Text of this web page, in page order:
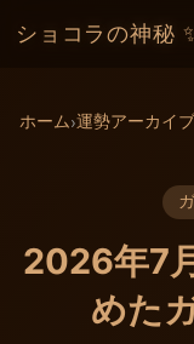
ショコラの神秘
ホーム›運勢アーカイブ
2026年7
めた